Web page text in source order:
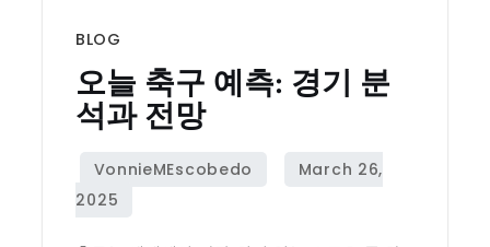
BLOG
오늘 축구 예측: 경기 분
석과 전망